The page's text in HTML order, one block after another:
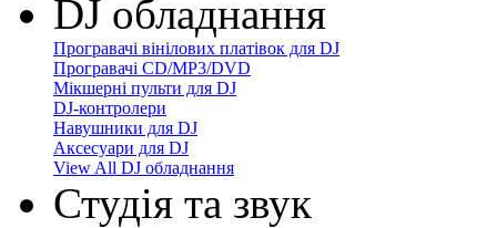
DJ обладнання
Програвачі вінілових платівок для DJ
Програвачі CD/MP3/DVD
Мікшерні пульти для DJ
DJ-контролери
Навушники для DJ
Аксесуари для DJ
View All DJ обладнання
Студія та звук